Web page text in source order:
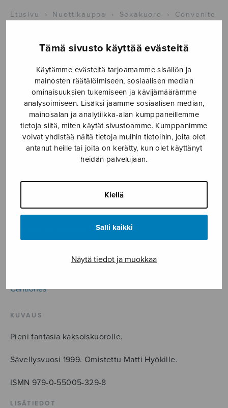
Tämä sivusto käyttää evästeitä
Käytämme evästeitä tarjoamamme sisällön ja
mainosten räätälöimiseen, sosiaalisen median
ominaisuuksien tukemiseen ja kävijämäärämme
analysoimiseen. Lisäksi jaamme sosiaalisen median,
mainosalan ja analytiikka-alan kumppaneillemme
tietoja siitä, miten käytät sivustoamme. Kumppanimme
voivat yhdistää näitä tietoja muihin tietoihin, joita olet
antanut heille tai joita on kerätty, kun olet käyttänyt
heidän palvelujaan.
Kiellä
Salli kaikki
Näytä tiedot ja muokkaa
Etusivu › Nuottikauppa › Sekakuoro › Convenite
Convenite
Gustafsson Kaj-Erik
8,20€
Convenite
määrä
Tuotetunnus (SKU):S0610
Cantiones
KUVAUS
Pieni fantasia kaksoiskuorolle.
Sävellysvuosi 1999. Omistettu Matti Hyökille.
ISMN 979-0-55005-329-8
LISÄTIEDOT